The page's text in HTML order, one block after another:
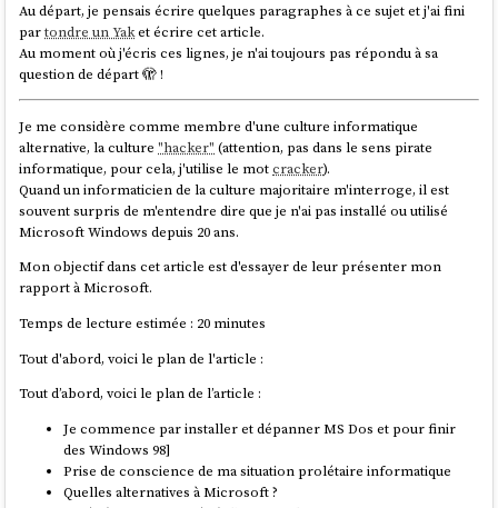
Au départ, je pensais écrire quelques paragraphes à ce sujet et j'ai fini
partondre un Yaket écrire cet article.
Au moment où j'écris ces lignes, je n'ai toujours pas répondu à sa
question de départ 🫣 !
Je me considère comme membre d'une culture informatique
alternative, la culture"hacker" (attention, pas dans le sens pirate
informatique, pour cela, j'utilise le motcracker).
Quand un informaticien de la culture majoritaire m'interroge, il est
souvent surpris de m'entendre dire que je n'ai pas installé ou utilisé
Microsoft Windows depuis 20 ans.
Mon objectif dans cet article est d'essayer de leur présenter mon
rapport à Microsoft.
Temps de lecture estimée : 20 minutes
Tout d'abord, voici le plan de l'article :
Tout d’abord, voici le plan de l’article :
Je commence par installer et dépanner MS Dos et pour finir
des Windows 98]
Prise de conscience de ma situation prolétaire informatique
Quelles alternatives à Microsoft ?